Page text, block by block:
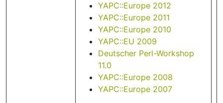
YAPC::Europe 2012
YAPC::Europe 2011
YAPC::Europe 2010
YAPC::EU 2009
Deutscher Perl-Workshop
11.0
YAPC::Europe 2008
YAPC::Europe 2007